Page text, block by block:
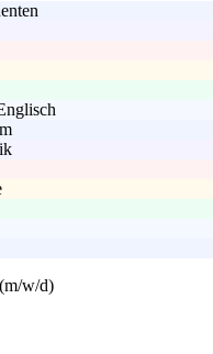
w/d)